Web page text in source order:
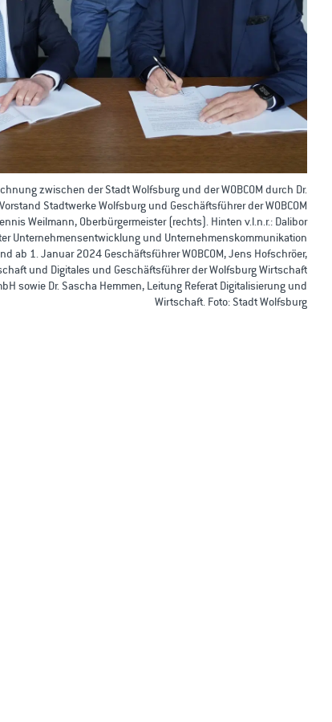
zwischen der Stadt Wolfsburg und der WOBCOM durch Dr.
Stadtwerke Wolfsburg und Geschäftsführer der WOBCOM
Weilmann, Oberbürgermeister (rechts). Hinten v.l.n.r.: Dalibor
Unternehmensentwicklung und Unternehmenskommunikation
ab 1. Januar 2024 Geschäftsführer WOBCOM, Jens Hofschröer,
und Digitales und Geschäftsführer der Wolfsburg Wirtschaft
sowie Dr. Sascha Hemmen, Leitung Referat Digitalisierung und
Wirtschaft. Foto: Stadt Wolfsburg